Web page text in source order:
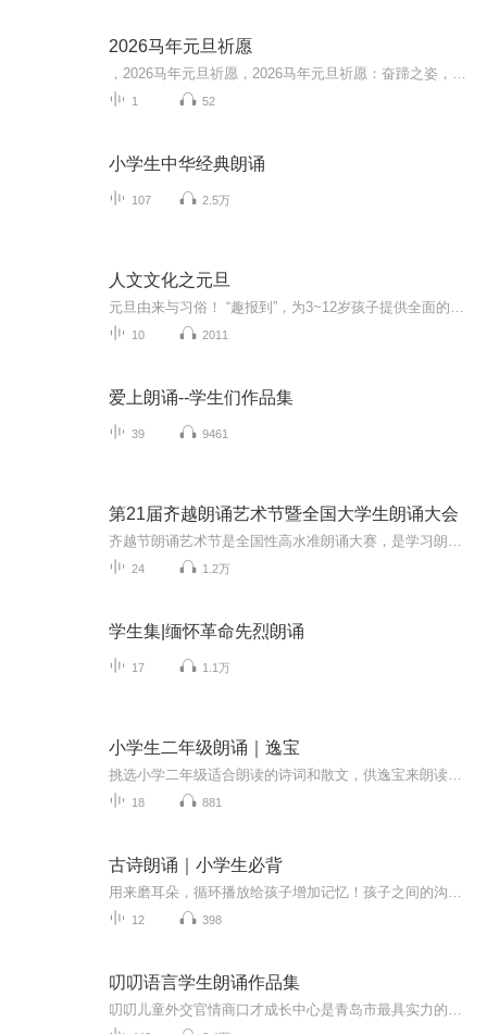
2026马年元旦祈愿
1 52
小学生中华经典朗诵
107 2.5万
人文文化之元旦
10 2011
爱上朗诵--学生们作品集
39 9461
第21届齐越朗诵艺术节暨全国大学生朗诵大会
24 1.2万
学生集|缅怀革命先烈朗诵
17 1.1万
小学生二年级朗诵｜逸宝
18 881
古诗朗诵｜小学生必背
12 398
叨叨语言学生朗诵作品集